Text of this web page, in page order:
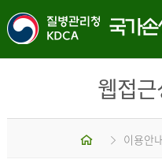
웹접
홈 이용안